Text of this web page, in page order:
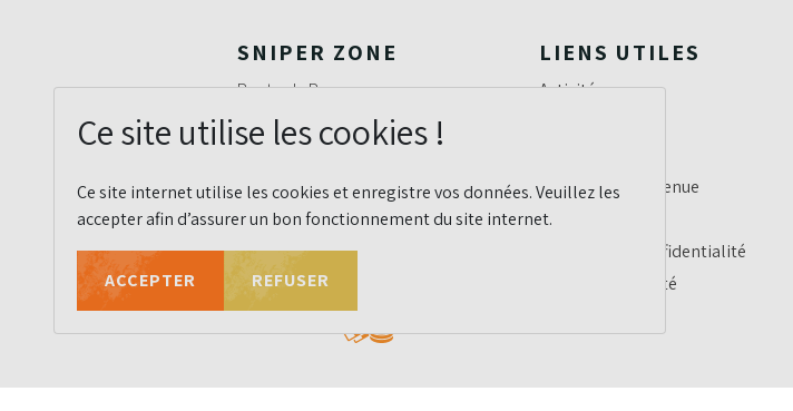
Ce site utilise les cookies !
Ce site internet utilise les cookies et enregistre vos données. Veuillez les
accepter afin d’assurer un bon fonctionnement du site internet.
ACCEPTER REFUSER
SNIPER ZONE
Route du Barrage,
4960 Malmedy,
Belgique
MOYENS DE PAIEMENT
LIENS UTILES
Activités
Préparez votre venue
Jobs
Politique de confidentialité
Règles de sécurité